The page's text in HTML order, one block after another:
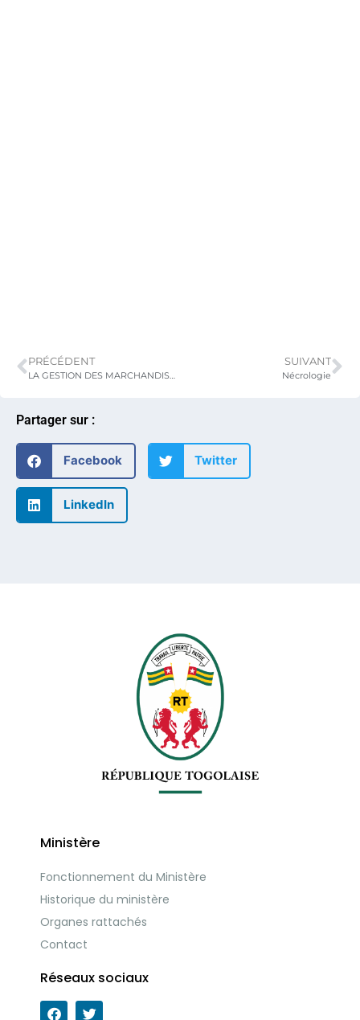
Partager sur :
Facebook Twitter
LinkedIn
PRÉCÉDENT SUIVANT
Nécrologie
Ministère
Fonctionnement du Ministère
Historique du ministère
Organes rattachés
Contact
Réseaux sociaux